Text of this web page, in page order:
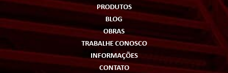
PRODUTOS
BLOG
OBRAS
TRABALHE CONOSCO
INFORMAÇÕES
CONTATO